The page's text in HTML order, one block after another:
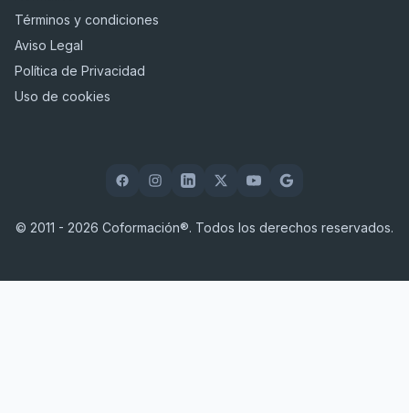
Términos y condiciones
Aviso Legal
Política de Privacidad
Uso de cookies
© 2011 - 2026 Coformación®. Todos los derechos reservados.